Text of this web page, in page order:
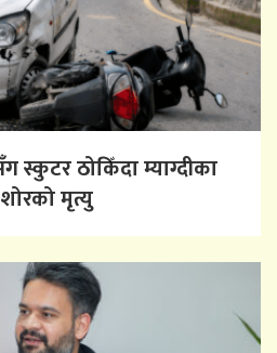
स्कुटर ठोकिँदा म्याग्दीका
मृत्यु